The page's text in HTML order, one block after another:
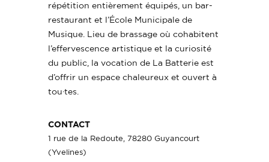
répétition entièrement équipés, un bar-
restaurant et l’École Municipale de
Musique. Lieu de brassage où cohabitent
l’effervescence artistique et la curiosité
du public, la vocation de La Batterie est
d’offrir un espace chaleureux et ouvert à
tou·tes.
CONTACT
1 rue de la Redoute, 78280 Guyancourt
(Yvelines)